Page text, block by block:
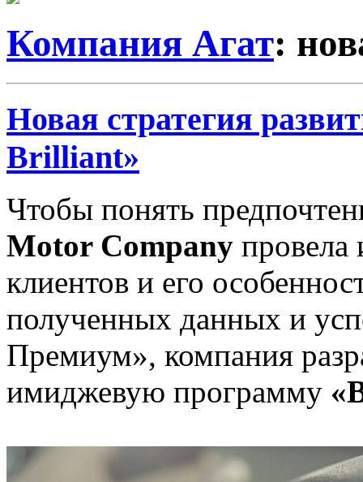
Компания Агат:
Новая стратегия
Brilliant»
Чтобы понять
Motor Company провела
клиентов и его
полученных данных и
Премиум», компания
имиджевую программу